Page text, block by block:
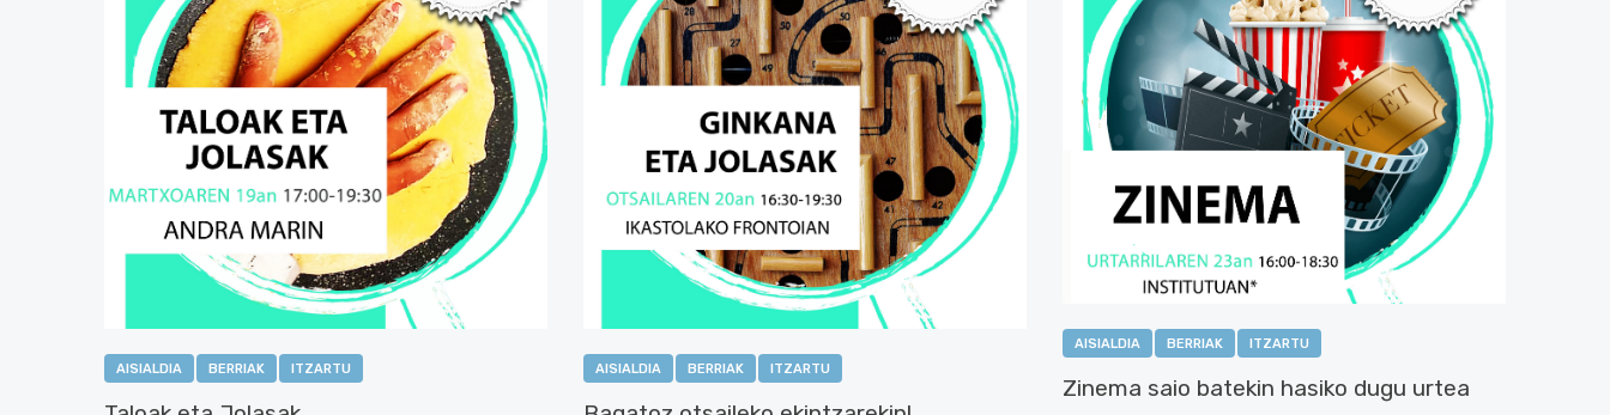
AISIALDIA BERRIAK ITZARTU AISIALDIA BERRIAK ITZARTU
AISIALDIA BERRIAK ITZARTU
Zinema saio batekin hasiko dugu urtea